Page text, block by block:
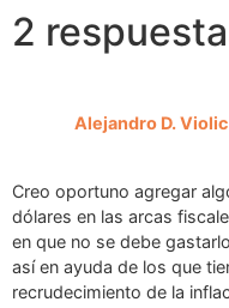
2
Alejandro D. Violic
Creo oportuno agregar
dólares en las arcas
en que no se debe
así en ayuda de los que
recrudecimiento de la